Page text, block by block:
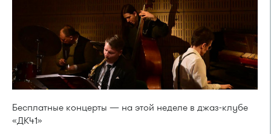
Бесплатные концерты — на этой неделе в джаз-клубе
«ДК41»